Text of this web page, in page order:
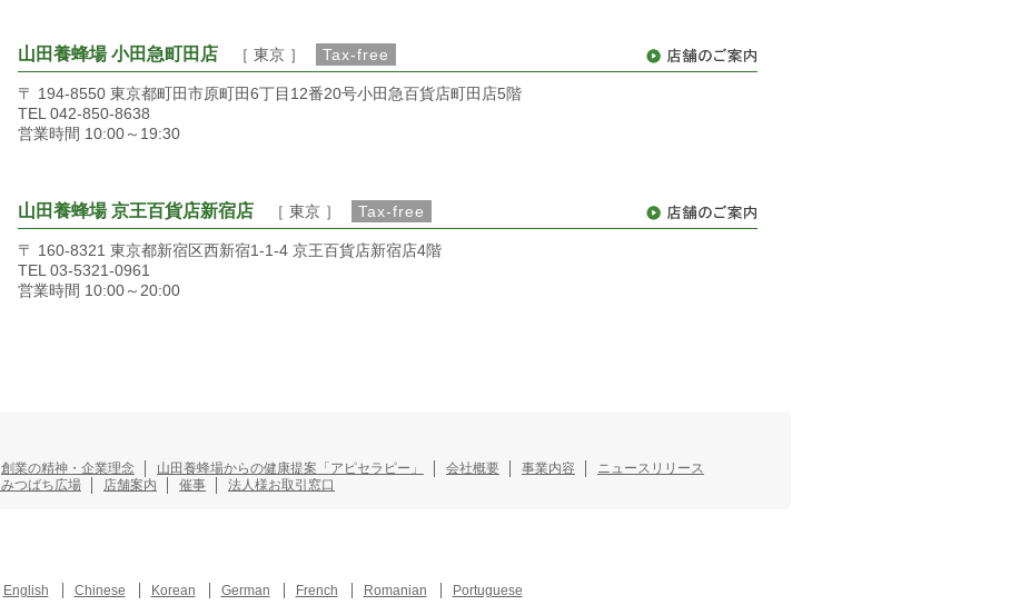
山田養蜂場 小田急町田店 ［ 東京 ］ Tax-free
〒 194-8550 東京都町田市原町田6丁目12番20号小田急百貨店町田店5階
TEL 042-850-8638
営業時間 10:00～19:30
山田養蜂場 京王百貨店新宿店 ［ 東京 ］ Tax-free
〒 160-8321 東京都新宿区西新宿1-1-4 京王百貨店新宿店4階
TEL 03-5321-0961
営業時間 10:00～20:00
創業の精神・企業理念 山田養蜂場からの健康提案「アピセラピー」 会社概要 事業内容
ニュースリリース
みつばち広場 店舗案内 催事 法人様お取引窓口
English Chinese Korean German French Romanian Portuguese